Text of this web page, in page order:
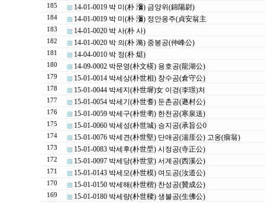
185 14-01-0019 박 미(朴 瀰) 금양위(錦陽尉)
184 14-01-0019 박 미(朴 瀰) 정안옹주(貞安翁主
183 14-01-0020 박 사(朴 사)
182 14-01-0020 박 의(朴 漪) 중봉공(仲峰公)
181 14-04-0010 박 정(朴 烶)
180 14-09-0002 박문영(朴文楧) 용호공(龍湖公)
179 15-01-0014 박세상(朴世相) 창수공(倉守公)
178 15-01-0044 박세지(朴世墀)女 이경(李璟)처
177 15-01-0054 박세기(朴世耆) 둔촌공(遯村公)
176 15-01-0059 박세구(朴世耉) 한천공(寒泉送)
175 15-01-0060 박세성(朴世城) 승지공(承旨公0
174 15-01-0076 박세견(朴世堅) 단애공(湍厓公) 고옹(痼翁)
173 15-01-0083 박세후(朴世垕) 시정공(寺正公)
172 15-01-0097 박세당(朴世堂) 서계공(西溪公)
171 15-01-0143 박세모(朴世模) 여도공(汝道公)
170 15-01-0150 박세해(朴世楷) 찬성공(贊成公)
169 15-01-0180 박세량(朴世樑) 생불공(生佛公)